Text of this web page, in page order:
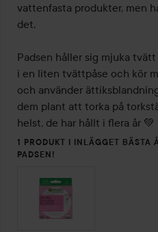
vattenfasta produkter, men
det.
Padsen håller sig mjuka
i en liten tvättpåse och kör
och använder
dem plant att torka på
helst, de har hållt i flera år 💚
1 PRODUKT I INLÄGGET BÄSTA
PADSEN!